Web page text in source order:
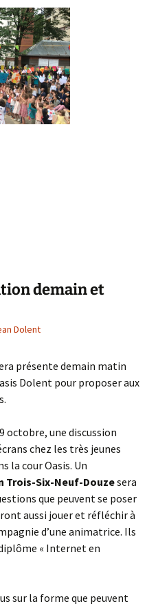
demain et
Dolent
présente demain matin
Dolent pour proposer aux
octobre, une discussion
chez les très jeunes
la cour Oasis. Un
Trois-Six-Neuf-Douzesera
que peuvent se poser
aussi jouer et réfléchir à
d’une animatrice. Ils
« Internet en
sur la forme que peuvent